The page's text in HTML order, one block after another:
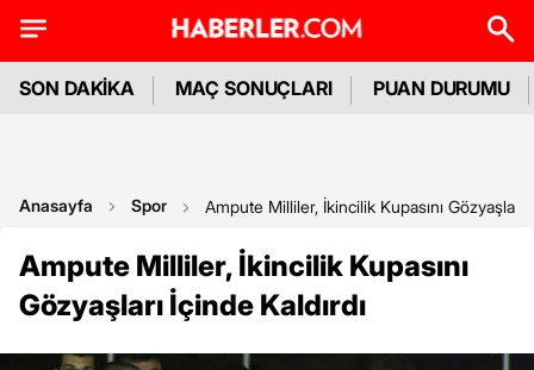
SON DAKİKA MAÇ SONUÇLARI PUAN DURUMU
Anasayfa Spor Ampute Milliler, İkincilik Kupasını Gözyaşları
Ampute Milliler, İkincilik Kupasını
Gözyaşları İçinde Kaldırdı